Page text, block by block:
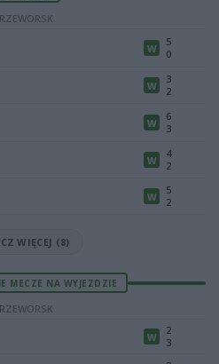
W
5
0
W
3
2
W
6
3
W
4
2
W
5
2
WIĘCEJ (8)
MECZE NA WYJEZDZIE
W
2
3